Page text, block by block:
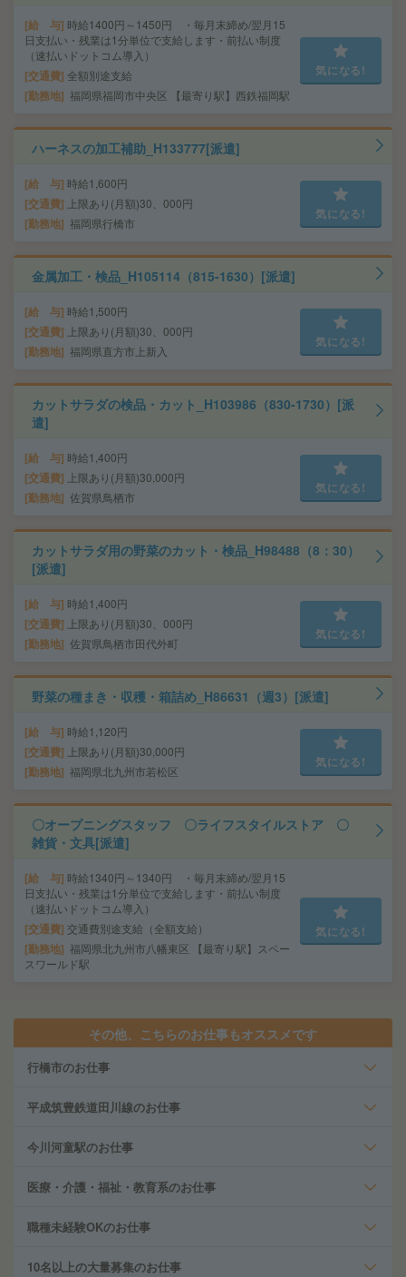
給 与 時給1400円～1450円 ・毎月末締め/翌月15
日支払い・残業は1分単位で支給します・前払い制度
（速払いドットコム導入）
交通費 全額別途支給
勤務地 福岡県福岡市中央区 【最寄り駅】西鉄福岡駅
気になる!
ハーネスの加工補助_H133777[派遣]
給 与 時給1,600円
交通費 上限あり(月額)30、000円
勤務地 福岡県行橋市
気になる!
金属加工・検品_H105114（815-1630）[派遣]
給 与 時給1,500円
交通費 上限あり(月額)30、000円
勤務地 福岡県直方市上新入
気になる!
カットサラダの検品・カット_H103986（830-1730）[派
遣]
給 与 時給1,400円
交通費 上限あり(月額)30,000円
勤務地 佐賀県鳥栖市
気になる!
カットサラダ用の野菜のカット・検品_H98488（8：30）
[派遣]
給 与 時給1,400円
交通費 上限あり(月額)30、000円
勤務地 佐賀県鳥栖市田代外町
気になる!
野菜の種まき・収穫・箱詰め_H86631（週3）[派遣]
給 与 時給1,120円
交通費 上限あり(月額)30,000円
勤務地 福岡県北九州市若松区
気になる!
〇オープニングスタッフ 〇ライフスタイルストア 〇
雑貨・文具[派遣]
給 与 時給1340円～1340円 ・毎月末締め/翌月15
日支払い・残業は1分単位で支給します・前払い制度
（速払いドットコム導入）
交通費 交通費別途支給（全額支給）
勤務地 福岡県北九州市八幡東区 【最寄り駅】スペー
スワールド駅
気になる!
その他、こちらのお仕事もオススメです
行橋市のお仕事
平成筑豊鉄道田川線のお仕事
今川河童駅のお仕事
医療・介護・福祉・教育系のお仕事
職種未経験OKのお仕事
10名以上の大量募集のお仕事